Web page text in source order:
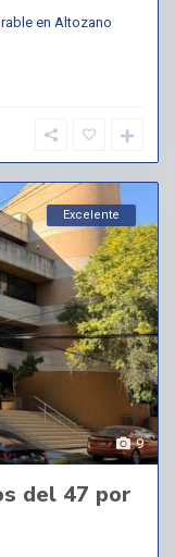
en Altozano
9
Excelente
del 47 por